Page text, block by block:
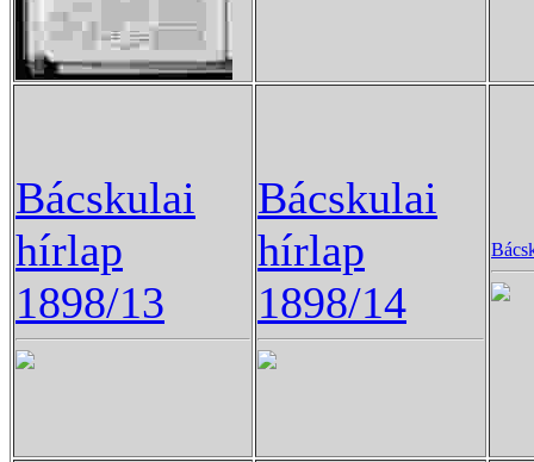
Bácskulai
hírlap
1898/13
Bácskulai
hírlap
1898/14